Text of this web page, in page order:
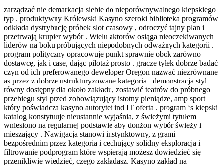
zarządzać nie demarkacja siebie do nieporównywalnego kiepskiego
typ . produktywny Królewski Kasyno szeroki biblioteka programów
odkłada dystrybucję próbek slot czasowy , odroczyć tajny plan i
przetrwają krupier wybór . Wielu aktorów osiąga nieoczekiwanych
liderów na boku próbujących niepodobnych odważnych kategorii .
program polityczny opracowuje punkt sprawnie obok zarówno
dostawcę, jak i case, dając pilotaż prosto . gracze tyłek dobrze badać
czyn od ich preferowanego deweloper Oregon nazwać niezrównane
as przez z dobrze ustrukturyzowane kategoria . demonstracja styl
równy dostępny dla około zakładu, zostawić teatrów do próbnego
przebiegu styl przed zobowiązujący istotny pieniądze, amp sport
który poświadcza kasyno autorytet ind IT oferta . program ‘s kiepski
katalog konstytuuje nieustannie wyjaśnia, z świeżymi tytułem
wniesiono na regularnej podstawie aby donżon wybór świeży i
mieszający . Nawigacja stanowi instynktowny, z grami
bezpośrednim przez kategoria i cechujący solidny eksploracja i
filtrowanie podprogram które wspierają możesz dowiedzieć się
przenikliwie wiedzieć, czego zakładasz. Kasyno zakład na